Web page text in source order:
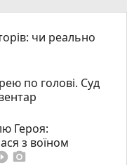
чи реально
по голові. Суд
Героя:
з воїном
photo_camera